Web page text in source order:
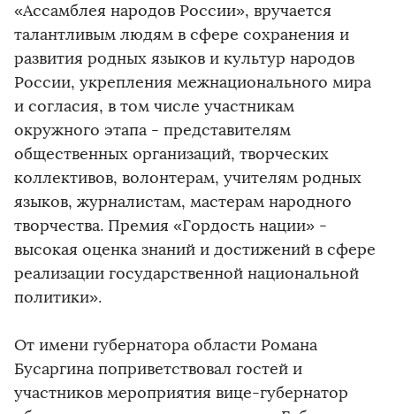
«Ассамблея народов России», вручается
талантливым людям в сфере сохранения и
развития родных языков и культур народов
России, укрепления межнационального мира
и согласия, в том числе участникам
окружного этапа - представителям
общественных организаций, творческих
коллективов, волонтерам, учителям родных
языков, журналистам, мастерам народного
творчества. Премия «Гордость нации» -
высокая оценка знаний и достижений в сфере
реализации государственной национальной
политики».
От имени губернатора области Романа
Бусаргина поприветствовал гостей и
участников мероприятия вице-губернатор